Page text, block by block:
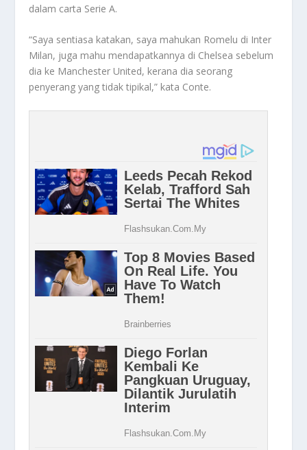
dalam carta Serie A.
“Saya sentiasa katakan, saya mahukan Romelu di Inter
Milan, juga mahu mendapatkannya di Chelsea sebelum
dia ke Manchester United, kerana dia seorang
penyerang yang tidak tipikal,” kata Conte.